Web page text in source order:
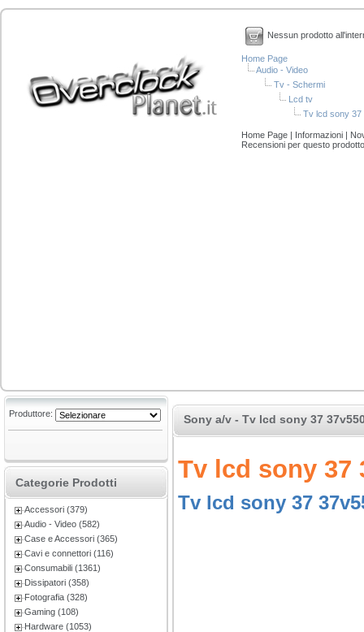
Nessun prodotto
Home Page
Audio - Video
Tv - Schermi
Lcd tv
Tv lcd sony 37
Home Page | Informazioni |
Recensioni per questo
Produttore:
Categorie Prodotti
Accessori (379)
Audio - Video (582)
Case e Accessori (365)
Cavi e connettori (116)
Consumabili (1361)
Dissipatori (358)
Fotografia (328)
Gaming (108)
Hardware (1053)
Sony a/v - Tv lcd sony 37
Tv lcd sony 37
Tv lcd sony 37